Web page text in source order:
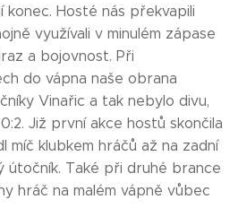
konec. Hosté nás překvapili
využívali v minulém zápase
a bojovnost. Při
do vápna naše obrana
Vinařic a tak nebylo divu,
Již první akce hostů skončila
míč klubkem hráčů až na zadní
útočník. Také při druhé brance
hráč na malém vápně vůbec